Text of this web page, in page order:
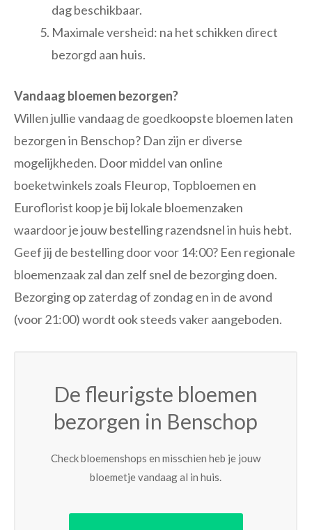
dag beschikbaar.
Maximale versheid: na het schikken direct
bezorgd aan huis.
Vandaag bloemen bezorgen?
Willen jullie vandaag de goedkoopste bloemen laten
bezorgen in Benschop? Dan zijn er diverse
mogelijkheden. Door middel van online
boeketwinkels zoals Fleurop, Topbloemen en
Euroflorist koop je bij lokale bloemenzaken
waardoor je jouw bestelling razendsnel in huis hebt.
Geef jij de bestelling door voor 14:00? Een regionale
bloemenzaak zal dan zelf snel de bezorging doen.
Bezorging op zaterdag of zondag en in de avond
(voor 21:00) wordt ook steeds vaker aangeboden.
De fleurigste bloemen
bezorgen in Benschop
Check bloemenshops en misschien heb je jouw
bloemetje vandaag al in huis.